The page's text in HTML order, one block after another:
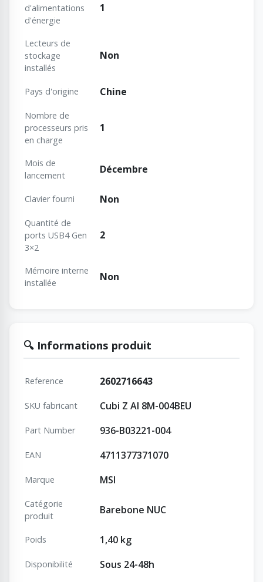
d'alimentations
d'énergie
1
Lecteurs de
stockage
installés
Non
Pays d'origine Chine
Nombre de
processeurs pris
en charge
1
Mois de
lancement
Décembre
Clavier fourni Non
Quantité de
ports USB4 Gen
3×2
2
Mémoire interne
installée
Non
🔍 Informations produit
Reference 2602716643
SKU fabricant Cubi Z AI 8M-004BEU
Part Number 936-B03221-004
EAN 4711377371070
Marque MSI
Catégorie
produit
Barebone NUC
Poids 1,40 kg
Disponibilité Sous 24-48h